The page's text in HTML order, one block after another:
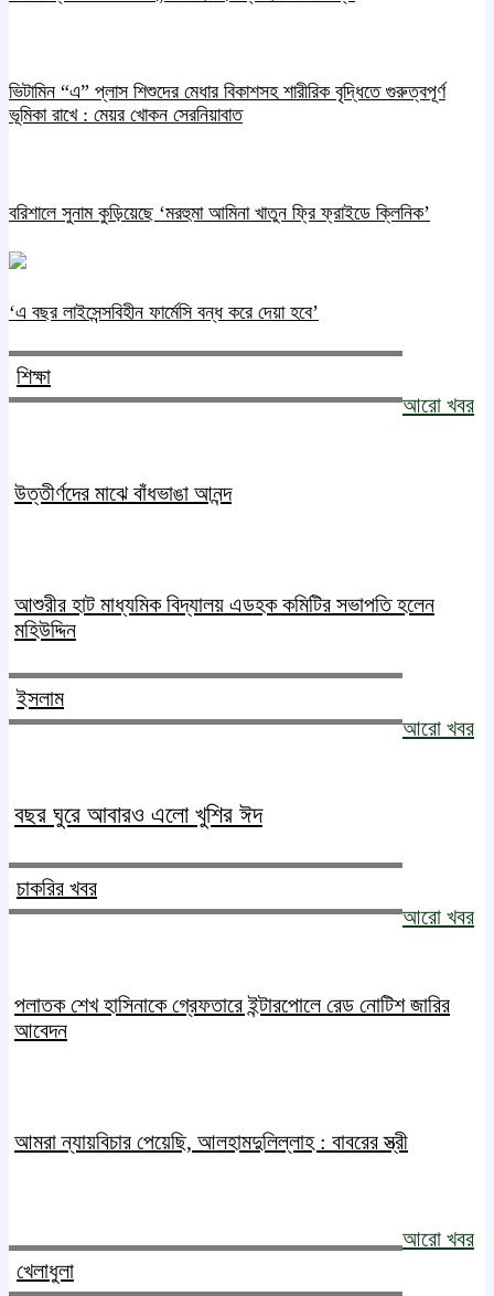
ভিটামিন “এ” প্লাস শিশুদের মেধার বিকাশসহ শারীরিক বৃদ্ধিতে গুরুত্বপূর্ণ
ভূমিকা রাখে : মেয়র খোকন সেরনিয়াবাত
বরিশালে সুনাম কুড়িয়েছে ‘মরহুমা আমিনা খাতুন ফ্রি ফ্রাইডে ক্লিনিক’
‘এ বছর লাইসেন্সবিহীন ফার্মেসি বন্ধ করে দেয়া হবে’
আরো খবর
শিক্ষা
উত্তীর্ণদের মাঝে বাঁধভাঙা আনন্দ
আশুরীর হাট মাধ্যমিক বিদ্যালয় এডহক কমিটির সভাপতি হলেন
মহিউদ্দিন
আরো খবর
ইসলাম
বছর ঘুরে আবারও এলো খুশির ঈদ
আরো খবর
চাকরির খবর
পলাতক শেখ হাসিনাকে গ্রেফতারে ইন্টারপোলে রেড নোটিশ জারির
আবেদন
আমরা ন্যায়বিচার পেয়েছি, আলহামদুলিল্লাহ : বাবরের স্ত্রী
আরো খবর
খেলাধুলা